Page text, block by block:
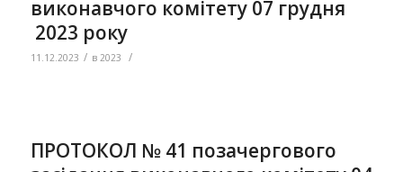
виконавчого комітету 07 грудня
2023 року
11.12.2023 / в 2023 /
ПРОТОКОЛ № 41 позачергового